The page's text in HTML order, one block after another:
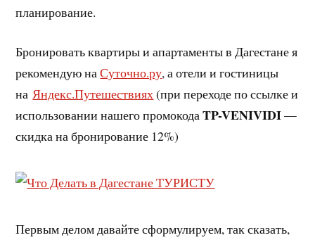
планирование.
Бронировать квартиры и апартаменты в Дагестане я
рекомендую наСуточно.ру, а отели и гостиницы
наЯндекс.Путешествиях(при переходе по ссылке и
использовании нашего промокодаTP-VENIVIDI—
скидка на бронирование 12%)
Первым делом давайте сформулируем, так сказать,